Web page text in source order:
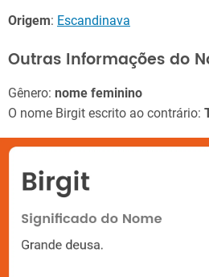
Origem: Escandinava
Outras Informações do
Gênero: nome feminino
O nome Birgit escrito ao contrário: